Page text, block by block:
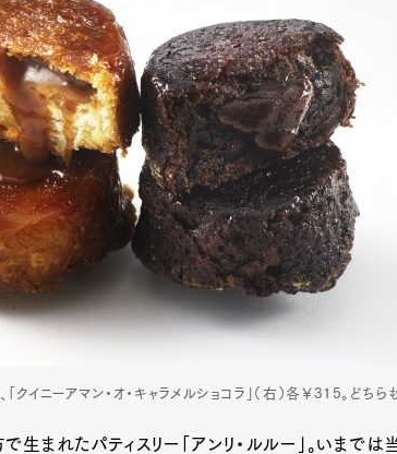
、「クイニーアマン・オ・キャラメルショコラ」（右）各￥315。ど
生まれたパティスリー「アンリ・ルルー」。いまでは